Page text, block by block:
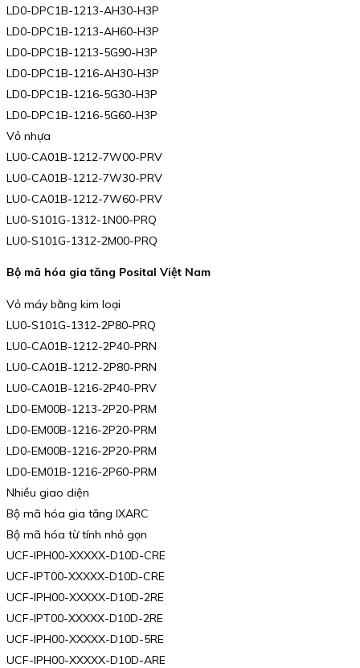
LD0-DPC1B-1213-AH30-H3P
LD0-DPC1B-1213-AH60-H3P
LD0-DPC1B-1213-5G90-H3P
LD0-DPC1B-1216-AH30-H3P
LD0-DPC1B-1216-5G30-H3P
LD0-DPC1B-1216-5G60-H3P
Vỏ nhựa
LU0-CA01B-1212-7W00-PRV
LU0-CA01B-1212-7W30-PRV
LU0-CA01B-1212-7W60-PRV
LU0-S101G-1312-1N00-PRQ
LU0-S101G-1312-2M00-PRQ
Bộ mã hóa gia tăng Posital Việt Nam
Vỏ máy bằng kim loại
LU0-S101G-1312-2P80-PRQ
LU0-CA01B-1212-2P40-PRN
LU0-CA01B-1212-2P80-PRN
LU0-CA01B-1216-2P40-PRV
LD0-EM00B-1213-2P20-PRM
LD0-EM00B-1216-2P20-PRM
LD0-EM00B-1216-2P20-PRM
LD0-EM01B-1216-2P60-PRM
Nhiều giao diện
Bộ mã hóa gia tăng IXARC
Bộ mã hóa từ tính nhỏ gọn
UCF-IPH00-XXXXX-D10D-CRE
UCF-IPT00-XXXXX-D10D-CRE
UCF-IPH00-XXXXX-D10D-2RE
UCF-IPT00-XXXXX-D10D-2RE
UCF-IPH00-XXXXX-D10D-5RE
UCF-IPH00-XXXXX-D10D-ARE